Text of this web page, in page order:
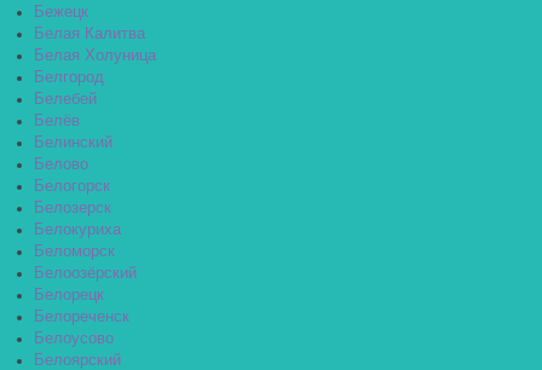
Бежецк
Белая Калитва
Белая Холуница
Белгород
Белебей
Белёв
Белинский
Белово
Белогорск
Белозерск
Белокуриха
Беломорск
Белоозёрский
Белорецк
Белореченск
Белоусово
Белоярский